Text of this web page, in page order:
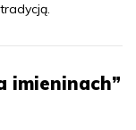
imieninach”